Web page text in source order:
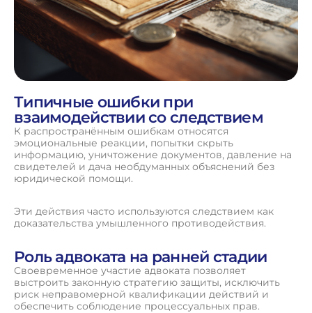
Типичные ошибки при
взаимодействии со следствием
К распространённым ошибкам относятся
эмоциональные реакции, попытки скрыть
информацию, уничтожение документов, давление на
свидетелей и дача необдуманных объяснений без
юридической помощи.
Эти действия часто используются следствием как
доказательства умышленного противодействия.
Роль адвоката на ранней стадии
Своевременное участие адвоката позволяет
выстроить законную стратегию защиты, исключить
риск неправомерной квалификации действий и
обеспечить соблюдение процессуальных прав.